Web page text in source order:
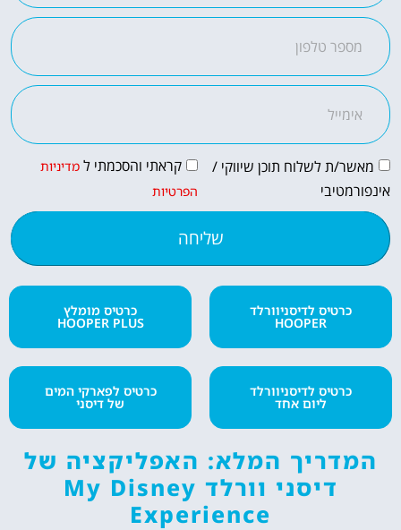
מאשר/ת לשלוח תוכן שיווקי /
אינפורמטיבי
קראתי והסכמתי ל מדיניות
הפרטיות
שליחה
כרטיס לדיסניוורלד
HOOPER
כרטיס מומלץ
HOOPER PLUS
כרטיס לדיסניוורלד
ליום אחד
כרטיס לפארקי המים
של דיסני
המדריך המלא: האפליקציה של
דיסני וורלד My Disney
Experience